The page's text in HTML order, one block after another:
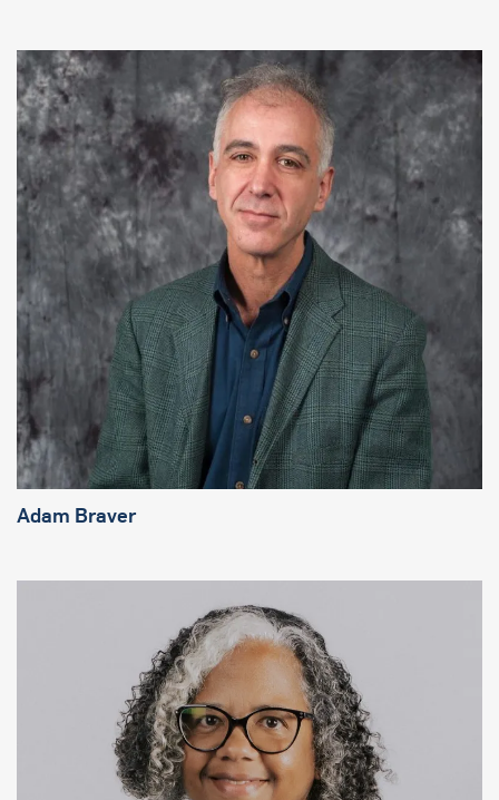
Adam Braver